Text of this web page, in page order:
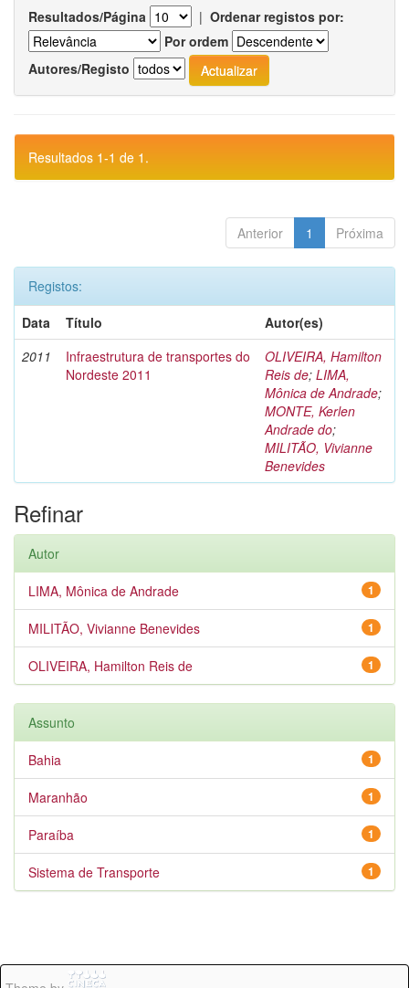
Resultados/Página | Ordenar registos por:
Por ordem
Autores/Registo
Resultados 1-1 de 1.
Anterior 1 Próxima
Registos:
Data
Título
Autor(es)
2011
Infraestrutura de transportes do
Nordeste 2011
OLIVEIRA, Hamilton
Reis de; LIMA,
Mônica de Andrade;
MONTE, Kerlen
Andrade do;
MILITÃO, Vivianne
Benevides
Refinar
Autor
1
LIMA, Mônica de Andrade
1
MILITÃO, Vivianne Benevides
1
OLIVEIRA, Hamilton Reis de
Assunto
1
Bahia
1
Maranhão
1
Paraíba
1
Sistema de Transporte